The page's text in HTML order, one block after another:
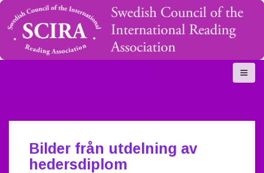
S
t
Bilder från utdelning av
hedersdiplom